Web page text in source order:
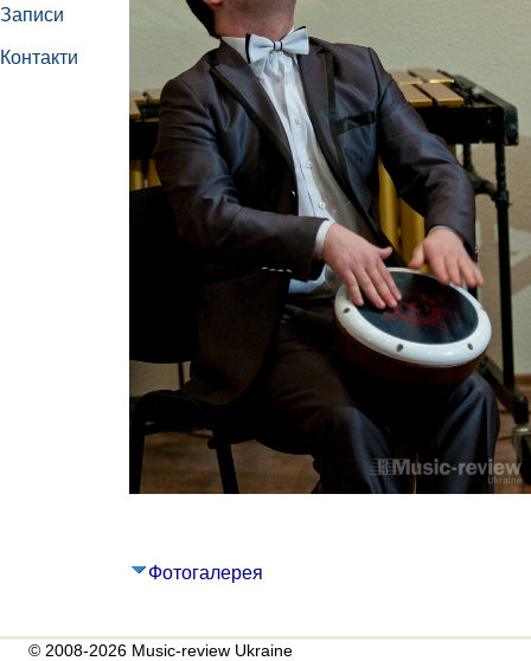
Записи
Контакти
Фотогалерея
© 2008-2026 Music-review Ukraine